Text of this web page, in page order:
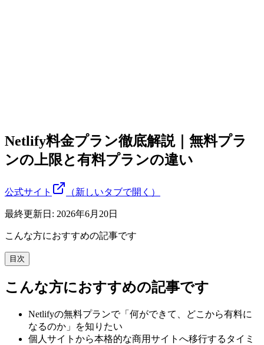
Netlify料金プラン徹底解説｜無料プラ
ンの上限と有料プランの違い
公式サイト （新しいタブで開く）
最終更新日: 2026年6月20日
こんな方におすすめの記事です
目次
こんな方におすすめの記事です
Netlifyの無料プランで「何ができて、どこから有料に
なるのか」を知りたい
個人サイトから本格的な商用サイトへ移行するタイミ